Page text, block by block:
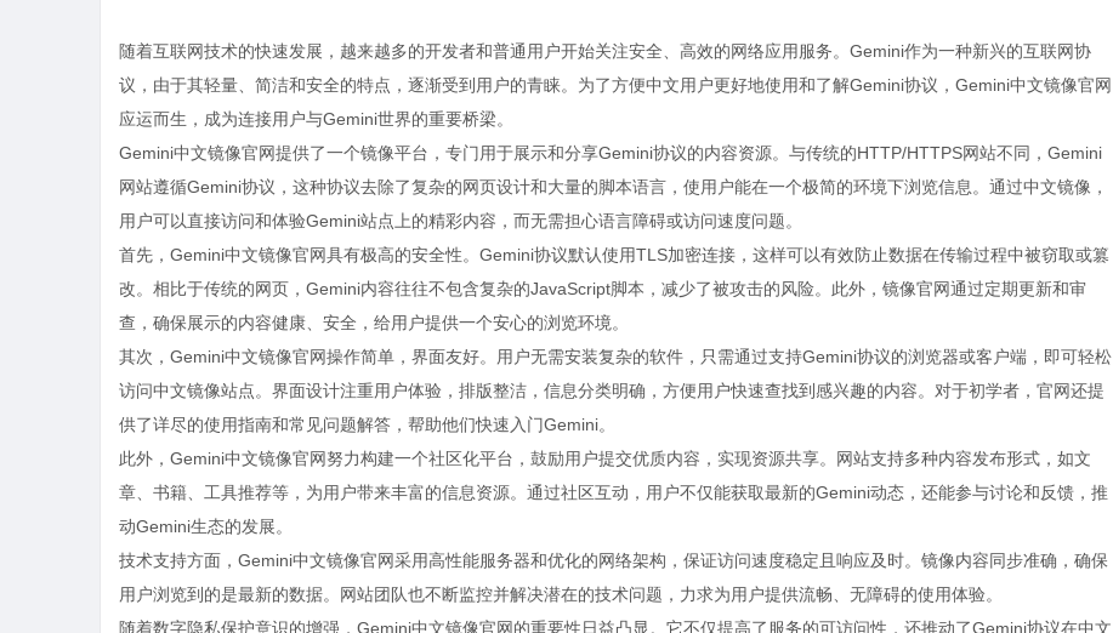
随着互联网技术的快速发展，越来越多的开发者和普通用户开始关注安全、高效的网络应用服务。Gemini作为一种新兴的互联网协
议，由于其轻量、简洁和安全的特点，逐渐受到用户的青睐。为了方便中文用户更好地使用和了解Gemini协议，Gemini中文镜像官网
应运而生，成为连接用户与Gemini世界的重要桥梁。
Gemini中文镜像官网提供了一个镜像平台，专门用于展示和分享Gemini协议的内容资源。与传统的HTTP/HTTPS网站不同，Gemini
网站遵循Gemini协议，这种协议去除了复杂的网页设计和大量的脚本语言，使用户能在一个极简的环境下浏览信息。通过中文镜像，
用户可以直接访问和体验Gemini站点上的精彩内容，而无需担心语言障碍或访问速度问题。
首先，Gemini中文镜像官网具有极高的安全性。Gemini协议默认使用TLS加密连接，这样可以有效防止数据在传输过程中被窃取或篡
改。相比于传统的网页，Gemini内容往往不包含复杂的JavaScript脚本，减少了被攻击的风险。此外，镜像官网通过定期更新和审
查，确保展示的内容健康、安全，给用户提供一个安心的浏览环境。
其次，Gemini中文镜像官网操作简单，界面友好。用户无需安装复杂的软件，只需通过支持Gemini协议的浏览器或客户端，即可轻松
访问中文镜像站点。界面设计注重用户体验，排版整洁，信息分类明确，方便用户快速查找到感兴趣的内容。对于初学者，官网还提
供了详尽的使用指南和常见问题解答，帮助他们快速入门Gemini。
此外，Gemini中文镜像官网努力构建一个社区化平台，鼓励用户提交优质内容，实现资源共享。网站支持多种内容发布形式，如文
章、书籍、工具推荐等，为用户带来丰富的信息资源。通过社区互动，用户不仅能获取最新的Gemini动态，还能参与讨论和反馈，推
动Gemini生态的发展。
技术支持方面，Gemini中文镜像官网采用高性能服务器和优化的网络架构，保证访问速度稳定且响应及时。镜像内容同步准确，确保
用户浏览到的是最新的数据。网站团队也不断监控并解决潜在的技术问题，力求为用户提供流畅、无障碍的使用体验。
随着数字隐私保护意识的增强，Gemini中文镜像官网的重要性日益凸显。它不仅提高了服务的可访问性，还推动了Gemini协议在中文